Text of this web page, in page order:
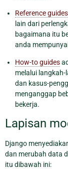
Reference guides
lain dari
bagaimana itu
anda
How-to guides
melalui
dan kasus-
menganggap
bekerja.
Lapisan
Django
dan merubah data
itu dibawah ini: